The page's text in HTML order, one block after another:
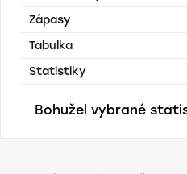
Zápasy
Tabulka
Statistiky
Bohužel vybrané